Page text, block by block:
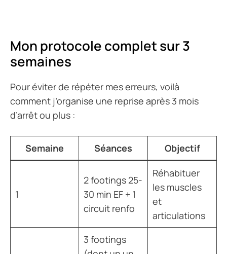
Mon protocole complet sur 3
semaines
Pour éviter de répéter mes erreurs, voilà
comment j’organise une reprise après 3 mois
d’arrêt ou plus :
Semaine Séances Objectif
1
2 footings 25-
30 min EF + 1
circuit renfo
Réhabituer
les muscles
et
articulations
3 footings